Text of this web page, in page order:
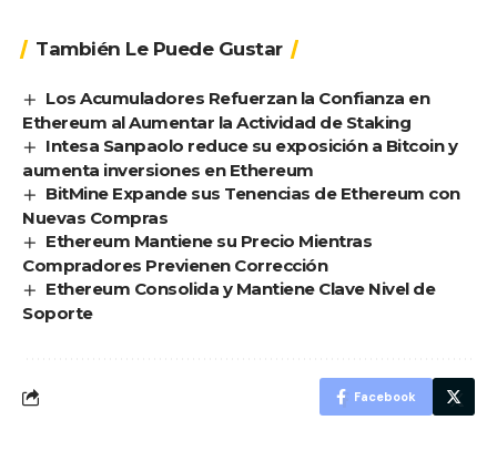
También Le Puede Gustar
Los Acumuladores Refuerzan la Confianza en
Ethereum al Aumentar la Actividad de Staking
Intesa Sanpaolo reduce su exposición a Bitcoin y
aumenta inversiones en Ethereum
BitMine Expande sus Tenencias de Ethereum con
Nuevas Compras
Ethereum Mantiene su Precio Mientras
Compradores Previenen Corrección
Ethereum Consolida y Mantiene Clave Nivel de
Soporte
Facebook